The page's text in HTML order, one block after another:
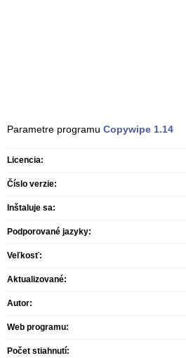
Parametre programu Copywipe 1.14
Licencia:
Číslo verzie:
Inštaluje sa:
Podporované jazyky:
Veľkosť:
Aktualizované:
Autor:
Web programu:
Počet stiahnutí: